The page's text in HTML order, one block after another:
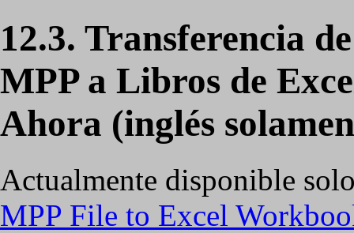
12.3. Transferencia
MPP a Libros de
Ahora (inglés
Actualmente disponible
MPP File to Excel